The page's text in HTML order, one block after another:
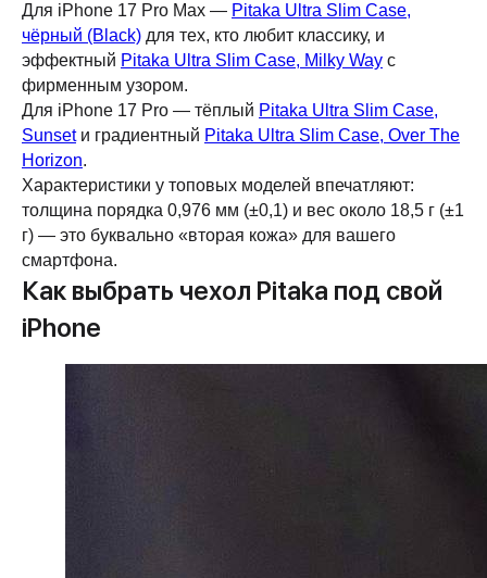
Для iPhone 17 Pro Max — Pitaka Ultra Slim Case,
чёрный (Black) для тех, кто любит классику, и
эффектный Pitaka Ultra Slim Case, Milky Way с
фирменным узором.
Для iPhone 17 Pro — тёплый Pitaka Ultra Slim Case,
Sunsetи градиентный Pitaka Ultra Slim Case, Over The
Horizon.
Характеристики у топовых моделей впечатляют:
толщина порядка 0,976 мм (±0,1) и вес около 18,5 г (±1
г) — это буквально «вторая кожа» для вашего
смартфона.
Как выбрать чехол Pitaka под свой
iPhone